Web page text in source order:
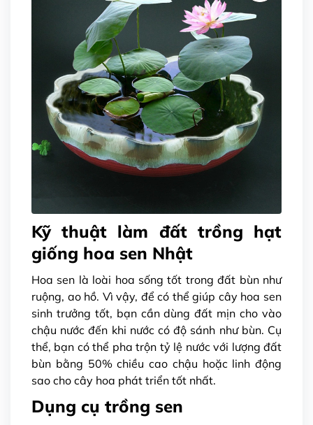
Kỹ thuật làm đất trồng hạt
giống hoa sen Nhật
Hoa sen là loài hoa sống tốt trong đất bùn như
ruộng, ao hồ. Vì vậy, để có thể giúp cây hoa sen
sinh trưởng tốt, bạn cần dùng đất mịn cho vào
chậu nước đến khi nước có độ sánh như bùn. Cụ
thể, bạn có thể pha trộn tỷ lệ nước với lượng đất
bùn bằng 50% chiều cao chậu hoặc linh động
sao cho cây hoa phát triển tốt nhất.
Dụng cụ trồng sen